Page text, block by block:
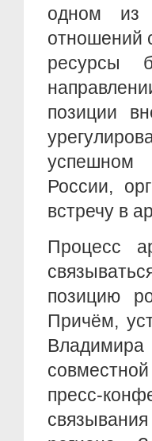
одном из
отношений
ресурсы
позиции
успешном
России,
встречу в
Процесс
позицию
Причём,
Владимира
пресс-